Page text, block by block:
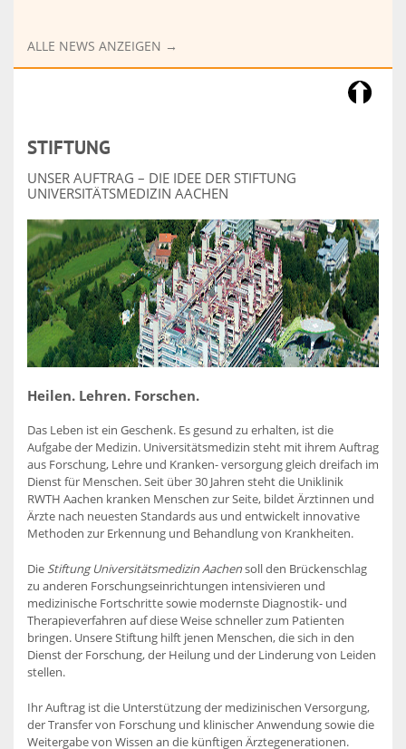
ALLE NEWS ANZEIGEN →
STIFTUNG
UNSER AUFTRAG – DIE IDEE DER STIFTUNG
UNIVERSITÄTSMEDIZIN AACHEN
Heilen. Lehren. Forschen.
Das Leben ist ein Geschenk. Es gesund zu erhalten, ist die
Aufgabe der Medizin. Universitätsmedizin steht mit ihrem Auftrag
aus Forschung, Lehre und Kranken- versorgung gleich dreifach im
Dienst für Menschen. Seit über 30 Jahren steht die Uniklinik
RWTH Aachen kranken Menschen zur Seite, bildet Ärztinnen und
Ärzte nach neuesten Standards aus und entwickelt innovative
Methoden zur Erkennung und Behandlung von Krankheiten.
Die Stiftung Universitätsmedizin Aachensoll den Brückenschlag
zu anderen Forschungseinrichtungen intensivieren und
medizinische Fortschritte sowie modernste Diagnostik- und
Therapieverfahren auf diese Weise schneller zum Patienten
bringen. Unsere Stiftung hilft jenen Menschen, die sich in den
Dienst der Forschung, der Heilung und der Linderung von Leiden
stellen.
Ihr Auftrag ist die Unterstützung der medizinischen Versorgung,
der Transfer von Forschung und klinischer Anwendung sowie die
Weitergabe von Wissen an die künftigen Ärztegenerationen.